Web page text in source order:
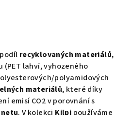
recyklovaných materiálů,
lahví, vyhozeného
polyamidových
materiálů, které díky
emisí CO2 v porovnání s
. V kolekci Kilpi používáme